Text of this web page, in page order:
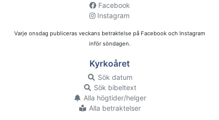
Facebook
Instagram
Varje onsdag publiceras veckans betraktelse på Facebook och Instagram
inför söndagen.
Kyrkoåret
Sök datum
Sök bibeltext
Alla högtider/helger
Alla betraktelser